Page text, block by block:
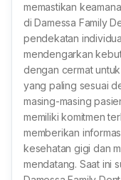
memastikan
di Damessa Family
pendekatan
mendengarkan
dengan cermat
yang paling sesuai
masing-masing
memiliki komitmen
memberikan
kesehatan gigi dan
mendatang. Saat ini